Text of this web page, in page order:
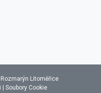
Litoměřice
Soubory Cookie